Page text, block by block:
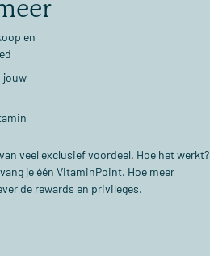
en
jouw
veel exclusief voordeel. Hoe het werkt?
je één VitaminPoint. Hoe meer
de rewards en privileges.